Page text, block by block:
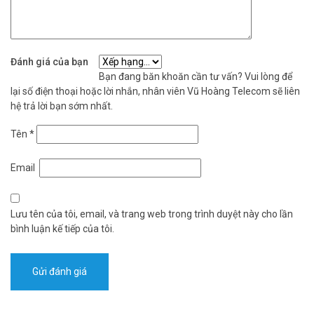
Đánh giá của bạn
Bạn đang băn khoăn cần tư vấn? Vui lòng để
lại số điện thoại hoặc lời nhắn, nhân viên Vũ Hoàng Telecom sẽ liên
hệ trả lời bạn sớm nhất.
Tên *
Email
Lưu tên của tôi, email, và trang web trong trình duyệt này cho lần
bình luận kế tiếp của tôi.